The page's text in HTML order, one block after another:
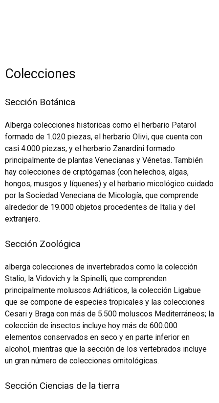
Colecciones
Sección Botánica
Alberga colecciones historicas como el herbario Patarol
formado de 1.020 piezas, el herbario Olivi, que cuenta con
casi 4.000 piezas, y el herbario Zanardini formado
principalmente de plantas Venecianas y Vénetas. También
hay colecciones de criptógamas (con helechos, algas,
hongos, musgos y líquenes) y el herbario micológico cuidado
por la Sociedad Veneciana de Micología, que comprende
alrededor de 19.000 objetos procedentes de Italia y del
extranjero.
Sección Zoológica
alberga colecciones de invertebrados como la colección
Stalio, la Vidovich y la Spinelli, que comprenden
principalmente moluscos Adriáticos, la colección Ligabue
que se compone de especies tropicales y las colecciones
Cesari y Braga con más de 5.500 moluscos Mediterráneos; la
colección de insectos incluye hoy más de 600.000
elementos conservados en seco y en parte inferior en
alcohol, mientras que la sección de los vertebrados incluye
un gran número de colecciones ornitológicas.
Sección Ciencias de la tierra